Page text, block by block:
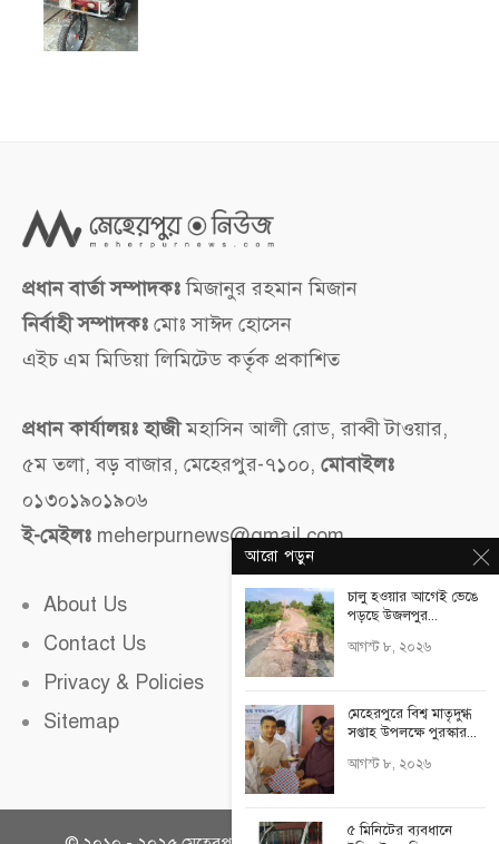
প্রধান বার্তা সম্পাদকঃমিজানুর রহমান মিজান
নির্বাহী সম্পাদকঃ মোঃ সাঈদ হোসেন
এইচ এম মিডিয়া লিমিটেড কর্তৃক প্রকাশিত
প্রধান কার্যালয়ঃ হাজীমহাসিন আলী রোড, রাব্বী টাওয়ার,
৫ম তলা, বড় বাজার, মেহেরপুর-৭১০০, মোবাইলঃ
০১৩০১৯০১৯০৬
ই-মেইলঃ meherpurnews@gmail.com
About Us
Contact Us
Privacy & Policies
Sitemap
আরো পড়ুন
চালু হওয়ার আগেই ভেঙে
পড়ছে উজলপুর...
আগস্ট ৮, ২০২৬
মেহেরপুরে বিশ্ব মাতৃদুগ্ধ
সপ্তাহ উপলক্ষে পুরস্কার...
আগস্ট ৮, ২০২৬
৫ মিনিটের ব্যবধানে